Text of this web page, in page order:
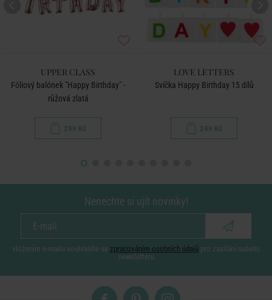
UPPER CLASS
Fóliový balónek "Happy Birthday" -
růžová zlatá
299 Kč
LOVE LETTERS
Svíčka Happy Birthday 15 dílů
249 Kč
Nenechte si ujít novinky!
vložením e-mailu souhlasíte se zpracováním osobních údajů pro zasílání našeho
newsletteru